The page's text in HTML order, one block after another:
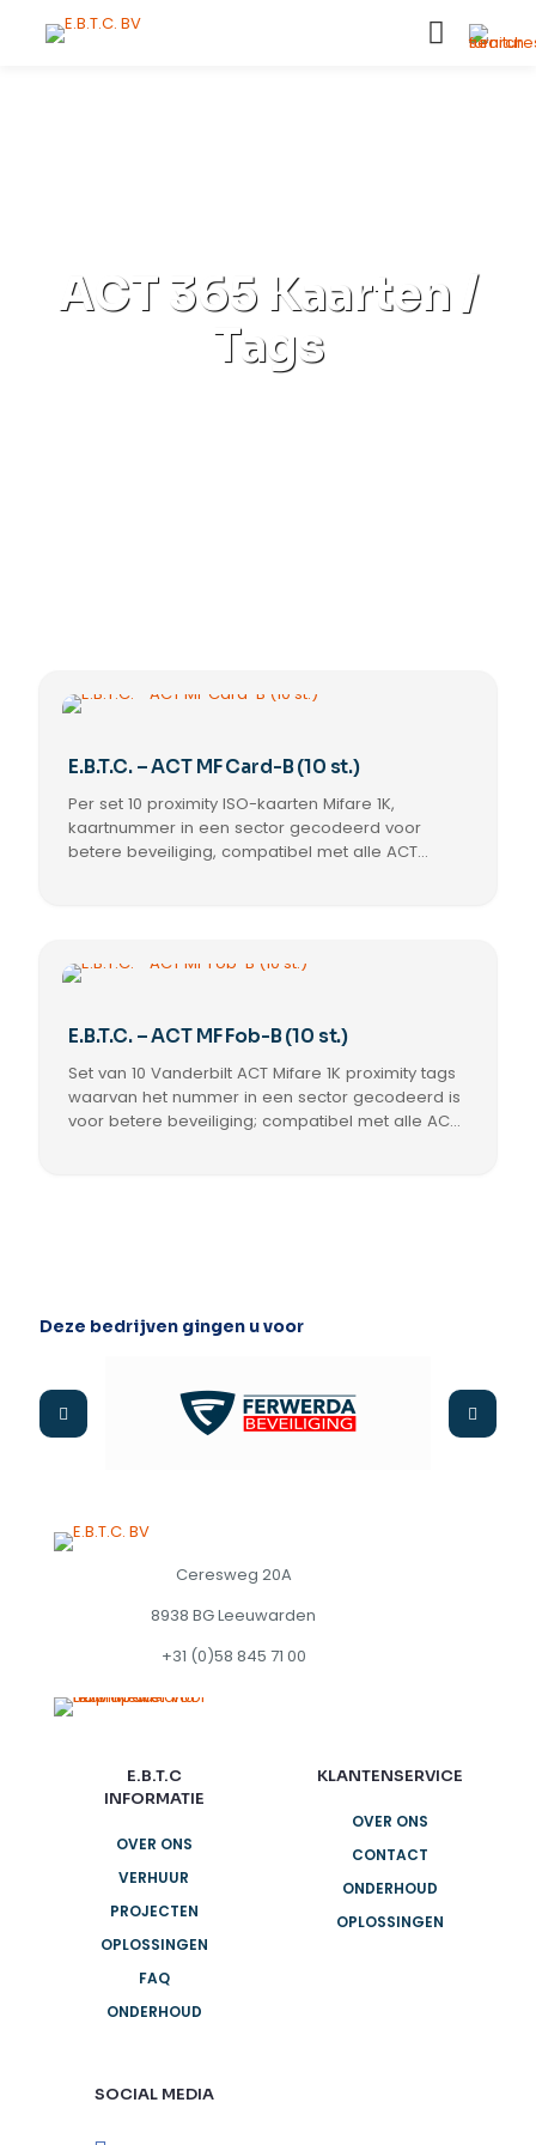
ACT 365 Kaarten /
Tags
E.B.T.C. – ACT MF Card-B (10 st.)
Per set 10 proximity ISO-kaarten Mifare 1K,
kaartnummer in een sector gecodeerd voor
betere beveiliging, compatibel met alle ACT
E.B.T.C. – ACT MF Fob-B (10 st.)
Set van 10 Vanderbilt ACT Mifare 1K proximity tags
waarvan het nummer in een sector gecodeerd is
voor betere beveiliging; compatibel met alle ACT
Deze bedrijven gingen u voor
Ceresweg 20A
8938 BG Leeuwarden
+31 (0)58 845 71 00
E.B.T.C
INFORMATIE
OVER ONS
VERHUUR
PROJECTEN
OPLOSSINGEN
FAQ
ONDERHOUD
KLANTENSERVICE
OVER ONS
CONTACT
ONDERHOUD
OPLOSSINGEN
SOCIAL MEDIA